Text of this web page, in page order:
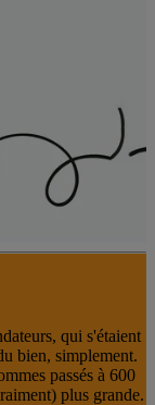
qui s'étaient
bien, simplement.
passés à 600
plus grande.